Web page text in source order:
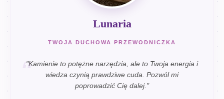
Lunaria
TWOJA DUCHOWA PRZEWODNICZKA
"Kamienie to potężne narzędzia, ale to Twoja energia i
wiedza czynią prawdziwe cuda. Pozwól mi
poprowadzić Cię dalej."